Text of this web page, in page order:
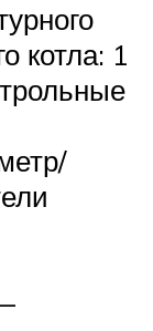
котла: 1